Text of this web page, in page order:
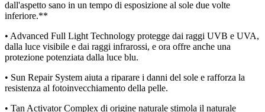
dall'aspetto sano in un tempo di esposizione al sole due volte
inferiore.**
• Advanced Full Light Technology protegge dai raggi UVB e UVA,
dalla luce visibile e dai raggi infrarossi, e ora offre anche una
protezione potenziata dalla luce blu.
• Sun Repair System aiuta a riparare i danni del sole e rafforza la
resistenza al fotoinvecchiamento della pelle.
• Tan Activator Complex di origine naturale stimola il naturale